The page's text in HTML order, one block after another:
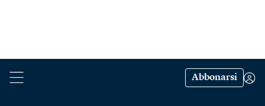
Abbonarsi